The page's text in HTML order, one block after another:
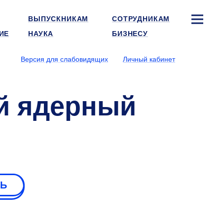
ВЫПУСКНИКАМ
СОТРУДНИКАМ
НАУКА БИЗНЕСУ
Версия для слабовидящих
Личный кабинет
ядерный